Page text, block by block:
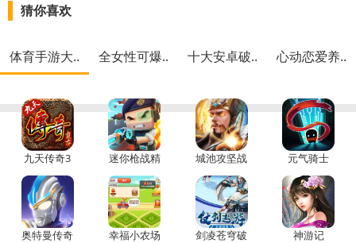
猜你喜欢
体育手游大.. 全女性可爆.. 十大安卓破.. 心动恋爱养..
九天传奇3 迷你枪战精 城池攻坚战 元气骑士
全无限下载
奥特曼传奇 幸福小农场 剑凌苍穹破 神游记